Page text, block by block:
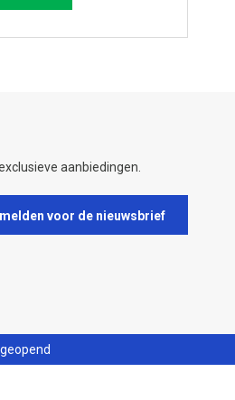
aanbiedingen.
voor de nieuwsbrief